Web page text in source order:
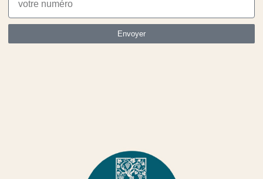
Envoyer